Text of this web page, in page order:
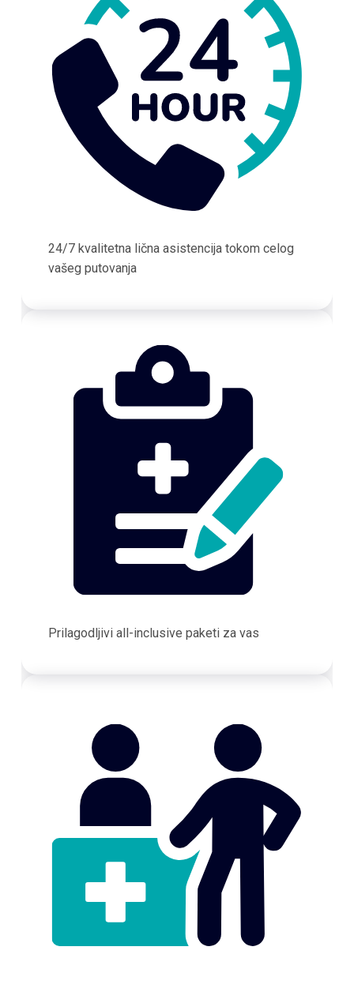
24/7 kvalitetna lična asistencija tokom celog
vašeg putovanja
Prilagodljivi all-inclusive paketi za vas